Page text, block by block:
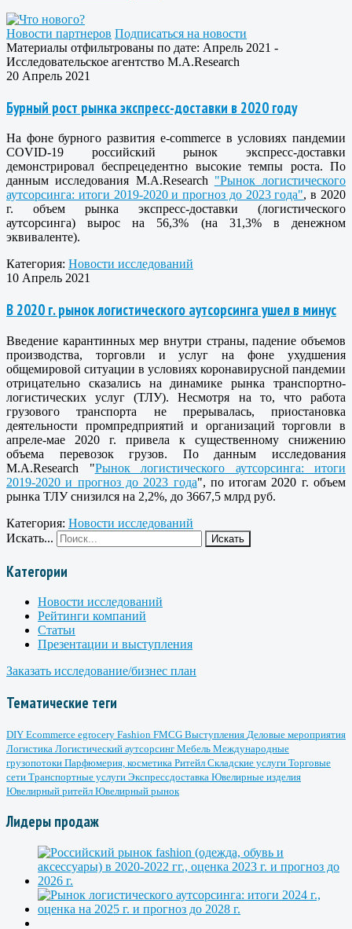
Новости партнеров Подписаться на новости
Материалы отфильтрованы по дате: Апрель 2021 -
Исследовательское агентство M.A.Research
20 Апрель 2021
Бурный рост рынка экспресс-доставки в 2020 году
На фоне бурного развития e-commerce в условиях пандемии
COVID-19 российский рынок экспресс-доставки
демонстрировал беспрецедентно высокие темпы роста. По
данным исследования M.A.Research "Рынок логистического
аутсорсинга: итоги 2019-2020 и прогноз до 2023 года", в 2020
г. объем рынка экспресс-доставки (логистического
аутсорсинга) вырос на 56,3% (на 31,3% в денежном
эквиваленте).
Категория: Новости исследований
10 Апрель 2021
В 2020 г. рынок логистического аутсорсинга ушел в минус
Введение карантинных мер внутри страны, падение объемов
производства, торговли и услуг на фоне ухудшения
общемировой ситуации в условиях коронавирусной пандемии
отрицательно сказались на динамике рынка транспортно-
логистических услуг (ТЛУ). Несмотря на то, что работа
грузового транспорта не прерывалась, приостановка
деятельности промпредприятий и организаций торговли в
апреле-мае 2020 г. привела к существенному снижению
объема перевозок грузов. По данным исследования
M.A.Research "Рынок логистического аутсорсинга: итоги
2019-2020 и прогноз до 2023 года", по итогам 2020 г. объем
рынка ТЛУ снизился на 2,2%, до 3667,5 млрд руб.
Категория: Новости исследований
Искать...
Искать
Категории
Новости исследований
Рейтинги компаний
Статьи
Презентации и выступления
Заказать исследование/бизнес план
Тематические теги
DIY Ecommerce egrocery Fashion FMCG Выступления Деловые мероприятия
Логистика Логистический аутсорсинг Мебель Международные
грузопотоки Парфюмерия, косметика Ритейл Складские услуги Торговые
сети Транспортные услуги Экспрессдоставка Ювелирные изделия
Ювелирный ритейл Ювелирный рынок
Лидеры продаж